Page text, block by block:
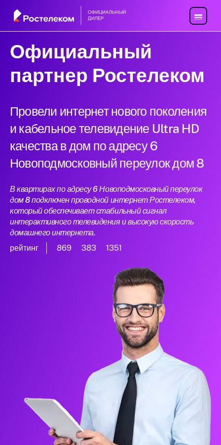
Официальный
партнер Ростелеком
Провели интернет нового поколения
и кабельное телевидение Ultra HD
качества в дом по адресу 6
Новоподмосковный переулок дом 8
В квартирах по адресу 6 Новоподмосковный переулок
дом 8 подключен проводной интернет Ростелеком,
который обеспечивает стабильный сигнал
интерактивного телевидения и высокую скорость
домашнего интернета.
рейтинг
869 383 1351